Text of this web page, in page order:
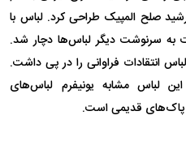
صلح المپیک طراحی کرد. لباس با
به سرنوشت دیگر لباس‌ها دچار شد.
انتقادات فراوانی را در پی داشت.
لباس مشابه یونیفرم لباس‌های
پاک‌های قدیمی است.